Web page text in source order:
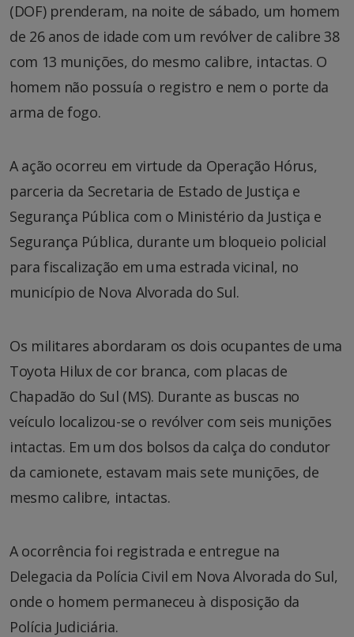
(DOF) prenderam, na noite de sábado, um homem
de 26 anos de idade com um revólver de calibre 38
com 13 munições, do mesmo calibre, intactas. O
homem não possuía o registro e nem o porte da
arma de fogo.
A ação ocorreu em virtude da Operação Hórus,
parceria da Secretaria de Estado de Justiça e
Segurança Pública com o Ministério da Justiça e
Segurança Pública, durante um bloqueio policial
para fiscalização em uma estrada vicinal, no
município de Nova Alvorada do Sul.
Os militares abordaram os dois ocupantes de uma
Toyota Hilux de cor branca, com placas de
Chapadão do Sul (MS). Durante as buscas no
veículo localizou-se o revólver com seis munições
intactas. Em um dos bolsos da calça do condutor
da camionete, estavam mais sete munições, de
mesmo calibre, intactas.
A ocorrência foi registrada e entregue na
Delegacia da Polícia Civil em Nova Alvorada do Sul,
onde o homem permaneceu à disposição da
Polícia Judiciária.